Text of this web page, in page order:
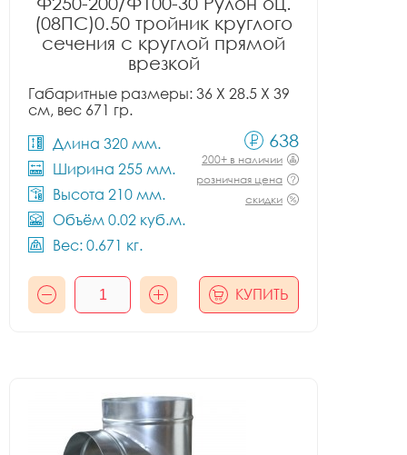
(08ПС)0.50 тройник круглого
сечения с круглой прямой
врезкой
Габаритные размеры: 36 X 28.5 X 39
см, вес 671 гр.
Длина 320 мм.
Ширина 255 мм.
Высота 210 мм.
Объём 0.02 куб.м.
Вес: 0.671 кг.
638
200+ в наличии
розничная цена
скидки
КУПИТЬ